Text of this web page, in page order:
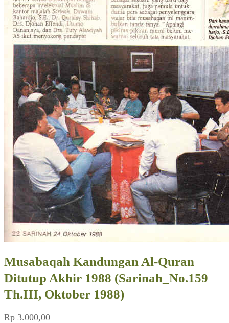
Musabaqah Kandungan Al-Quran
Ditutup Akhir 1988 (Sarinah_No.159
Th.III, Oktober 1988)
Rp 3.000,00